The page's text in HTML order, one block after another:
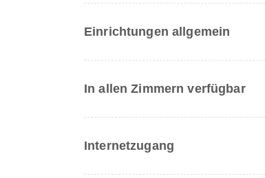
Einrichtungen allgemein
In allen Zimmern verfügbar
Internetzugang